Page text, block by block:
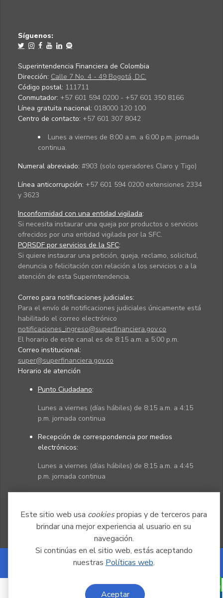
Este sitio web usa cookiespropias y de terceros para
brindar una mejor experiencia al usuario en su
navegación.
Si continúas en el sitio web, estás aceptando
nuestras Políticas web.
Aceptar
Síguenos:
Superintendencia Financiera de Colombia
Dirección: Calle 7 No. 4 - 49 Bogotá, D.C.
Código postal: 111711
Conmutador: +57 601 594 0200 - +57 601 350 8166
Línea gratuita nacional: 018000 120 100
Centro de contacto: +57 601 307 8042
Lunes a viernes de 8:00 a.m. a 6:00 p.m. jornada
continua.
Numeral abreviado: #903 (solo operadores Claro y Tigo)
Línea anticorrupción: +57 601 594 0200 extensiones 2334
y 3623
Inconformidad con una entidad vigilada:
Si necesita instaurar una queja por productos o servicios
ofrecidos por una entidad vigilada por la SFC.
PQRSDF por servicios de la SFC:
Si quiere instaurar una petición, queja, reclamo, solicitud,
denuncia o felicitación con relación a los servicios o a la
atención de esta Superintendencia.
Correo para notificaciones judiciales:
Para el envío de notificaciones judiciales únicamente está
habilitado el correo electrónico
notificaciones_ingreso@superfinanciera.gov.co
El horario de este canal es de 8:15 a.m. a 5:00 p.m.
Correo institucional:
super@superfinanciera.gov.co
Horario de atención
Punto Ciudadano:
Lunes a viernes (días hábiles) de 8:15 a.m. a 4:15
p.m. jornada continua
Recepción de correspondencia por medios
electrónicos:
Lunes a viernes (días hábiles) de 8:15 a.m. a 4:45
p.m. jornada continua
Powered by Nexura